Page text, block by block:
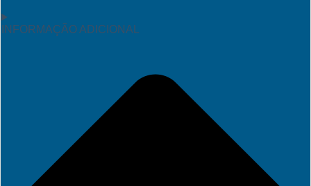
INFORMAÇÃO ADICIONAL